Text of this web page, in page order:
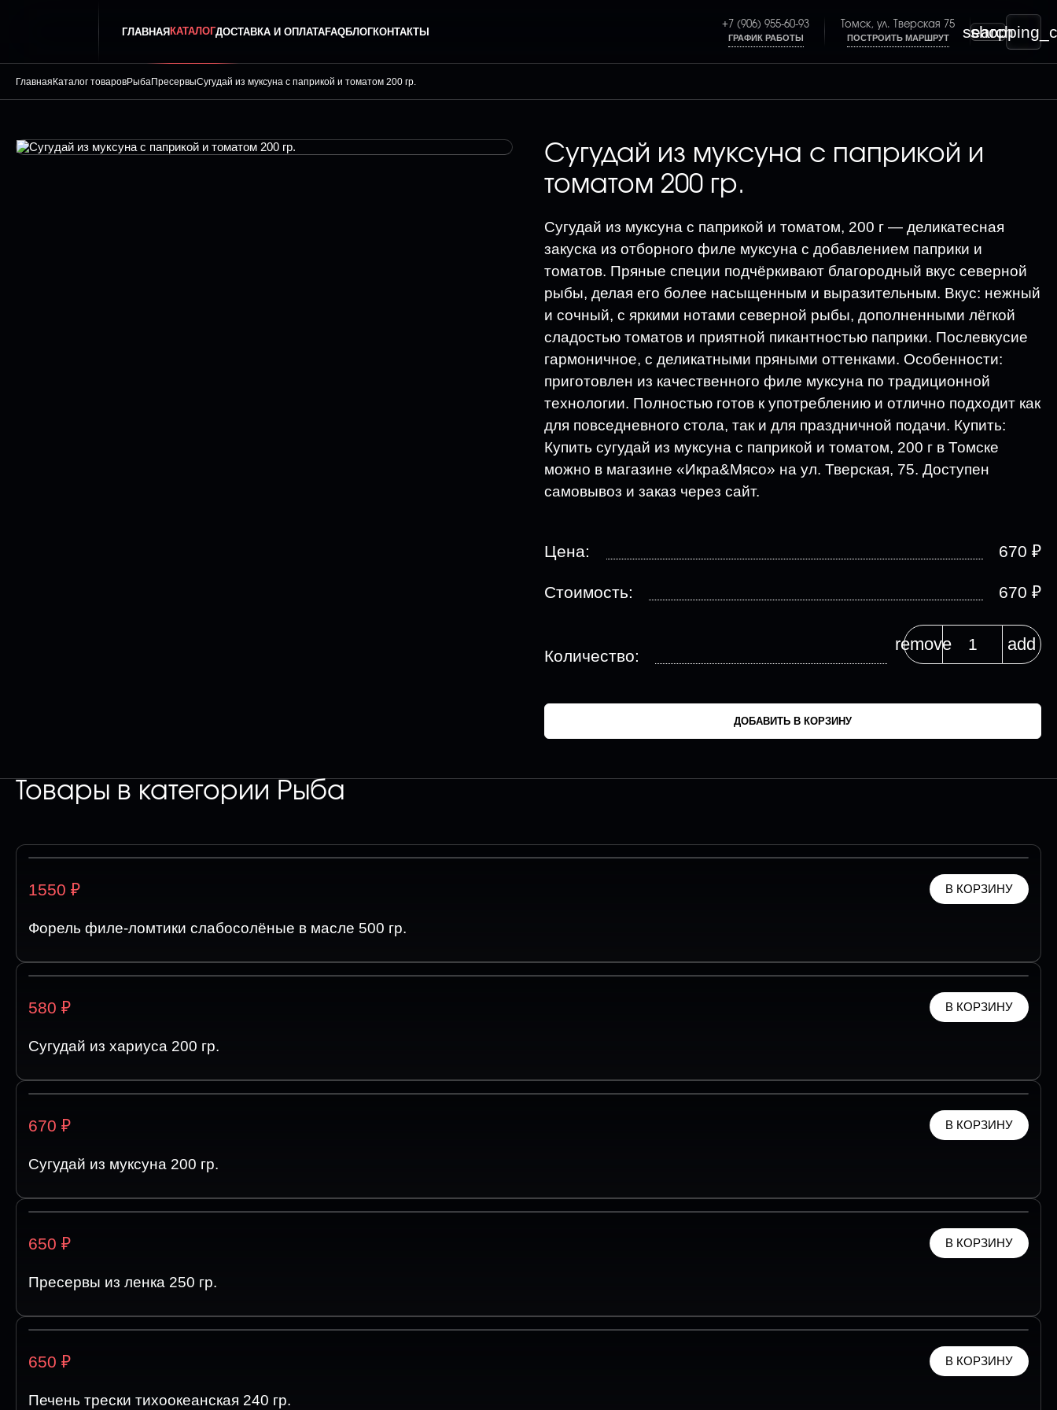
ГЛАВНАЯКАТАЛОГДОСТАВКА И ОПЛАТАFAQБЛОГКОНТАКТЫ
+7 (906) 955-60-93
ГРАФИК РАБОТЫ
Томск, ул. Тверская 75
ПОСТРОИТЬ МАРШРУТ search
ГлавнаяКаталог товаровРыбаПресервыСугудай из муксуна с паприкой и томатом 200 гр.
Сугудай из муксуна с паприкой и
томатом 200 гр.
Сугудай из муксуна с паприкой и томатом, 200 г — деликатесная
закуска из отборного филе муксуна с добавлением паприки и
томатов. Пряные специи подчёркивают благородный вкус северной
рыбы, делая его более насыщенным и выразительным. Вкус: нежный
и сочный, с яркими нотами северной рыбы, дополненными лёгкой
сладостью томатов и приятной пикантностью паприки. Послевкусие
гармоничное, с деликатными пряными оттенками. Особенности:
приготовлен из качественного филе муксуна по традиционной
технологии. Полностью готов к употреблению и отлично подходит как
для повседневного стола, так и для праздничной подачи. Купить:
Купить сугудай из муксуна с паприкой и томатом, 200 г в Томске
можно в магазине «Икра&Мясо» на ул. Тверская, 75. Доступен
самовывоз и заказ через сайт.
Цена: 670 ₽
Стоимость: 670 ₽
Количество:
remove add
ДОБАВИТЬ В КОРЗИНУ
Товары в категории Рыба
1550 ₽ В КОРЗИНУ
Форель филе-ломтики слабосолёные в масле 500 гр.
580 ₽ В КОРЗИНУ
Сугудай из хариуса 200 гр.
670 ₽ В КОРЗИНУ
Сугудай из муксуна 200 гр.
650 ₽ В КОРЗИНУ
Пресервы из ленка 250 гр.
650 ₽ В КОРЗИНУ
Печень трески тихоокеанская 240 гр.